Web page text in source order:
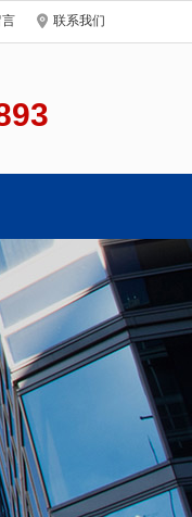
联系我们